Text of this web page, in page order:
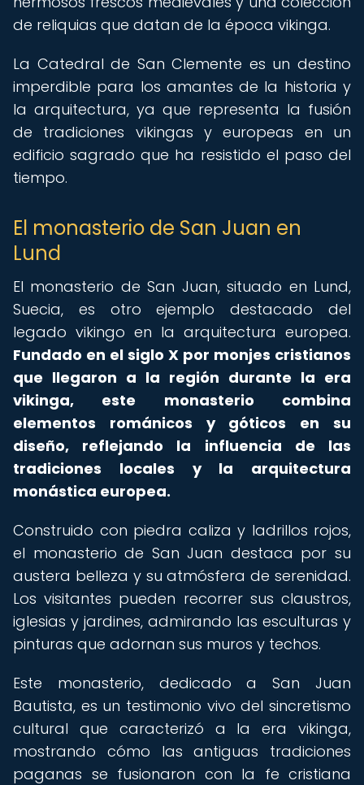
de reliquias que datan de la época vikinga.
La Catedral de San Clemente es un destino
imperdible para los amantes de la historia y
la arquitectura, ya que representa la fusión
de tradiciones vikingas y europeas en un
edificio sagrado que ha resistido el paso del
tiempo.
El monasterio de San Juan en
Lund
El monasterio de San Juan, situado en Lund,
Suecia, es otro ejemplo destacado del
legado vikingo en la arquitectura europea.
Fundado en el siglo X por monjes cristianos
que llegaron a la región durante la era
vikinga, este monasterio combina
elementos románicos y góticos en su
diseño, reflejando la influencia de las
tradiciones locales y la arquitectura
monástica europea.
Construido con piedra caliza y ladrillos rojos,
el monasterio de San Juan destaca por su
austera belleza y su atmósfera de serenidad.
Los visitantes pueden recorrer sus claustros,
iglesias y jardines, admirando las esculturas y
pinturas que adornan sus muros y techos.
Este monasterio, dedicado a San Juan
Bautista, es un testimonio vivo del sincretismo
cultural que caracterizó a la era vikinga,
mostrando cómo las antiguas tradiciones
paganas se fusionaron con la fe cristiana